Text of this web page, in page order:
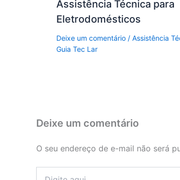
Assistência Técnica para
Eletrodomésticos
Deixe um comentário / Assistência
Guia Tec Lar
Deixe um comentário
O seu endereço de e-mail não será